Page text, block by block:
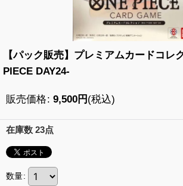
【パック販売】プレミアムカードコレ
PIECE DAY24-
販売価格: 9,500円 (税込)
在庫数 23点
数量: